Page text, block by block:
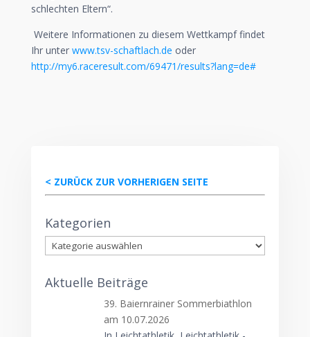
schlechten Eltern“.
Weitere Informationen zu diesem Wettkampf findet
Ihr unter www.tsv-schaftlach.de oder
http://my6.raceresult.com/69471/results?lang=de#
< ZURÜCK ZUR VORHERIGEN SEITE
Kategorien
Kategorien
Aktuelle Beiträge
39. Baiernrainer Sommerbiathlon
am 10.07.2026